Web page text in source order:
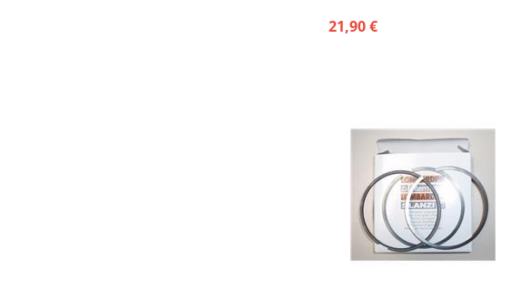
21,90 €